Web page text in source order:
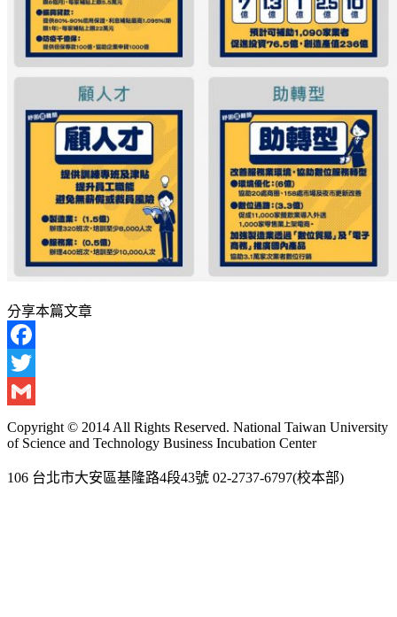
分享本篇文章
Facebook
Twitter
Gmail
Copyright © 2014 All Rights Reserved. National Taiwan University
of Science and Technology Business Incubation Center
106 台北市大安區基隆路4段43號 02-2737-6797(校本部)